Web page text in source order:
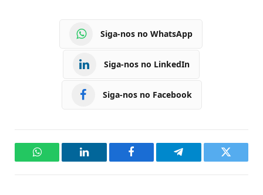
Siga-nos no WhatsApp
Siga-nos no LinkedIn
Siga-nos no Facebook
WhatsAppLinkedIn Facebook Telegram Twitter